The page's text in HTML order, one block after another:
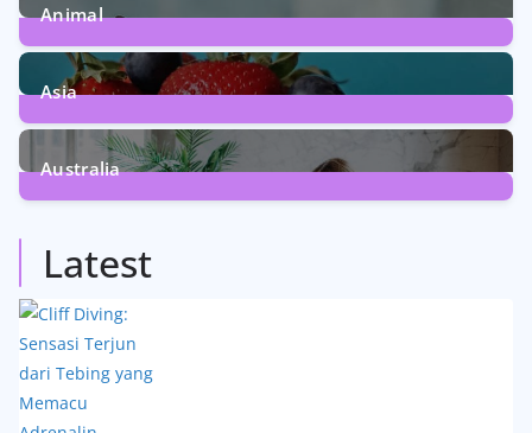
Animal
13Posts
Asia
5Posts
Australia
Latest